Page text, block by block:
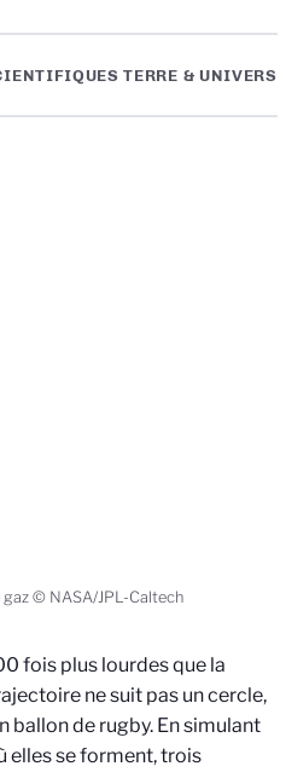
TERRE & UNIVERS
gaz © NASA/JPL-Caltech
fois plus lourdes que la
ne suit pas un cercle,
ballon de rugby. En simulant
elles se forment, trois